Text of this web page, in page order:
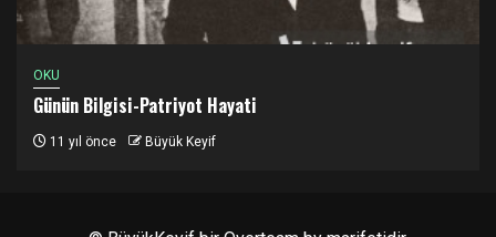
OKU
Günün Bilgisi-Patriyot Hayati
11 yıl önce Büyük Keyif